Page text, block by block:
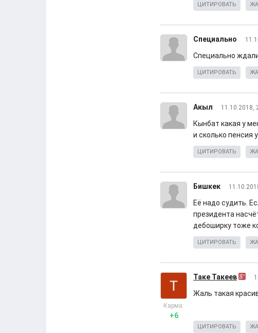
ЦИТИРОВАТЬ
Специально
Специально
ЦИТИРОВАТЬ
Акыл 11.10.2018,
Кынбат какая у
и сколько пенсия
ЦИТИРОВАТЬ
Бишкек
Её надо судить.
президента
дебоширку тоже
ЦИТИРОВАТЬ
Таке Такеев
Карма:
+6
Жаль такая
ЦИТИРОВАТЬ